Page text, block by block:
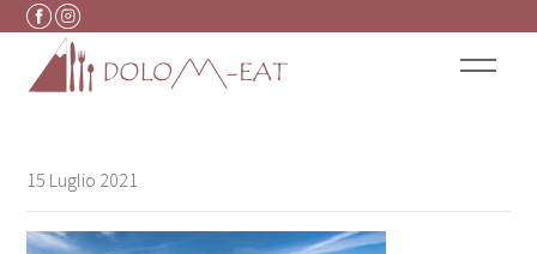
Vai al contenuto
15 Luglio 2021